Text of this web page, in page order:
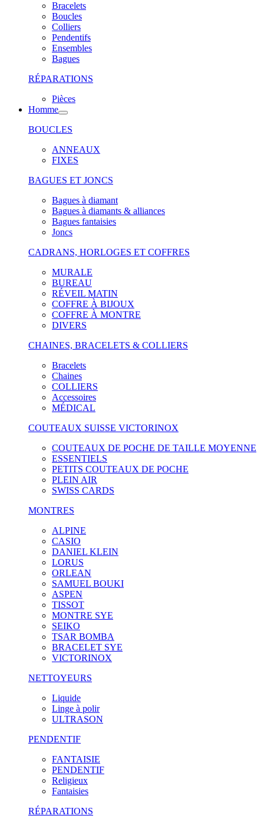
Bracelets
Boucles
Colliers
Pendentifs
Ensembles
Bagues
RÉPARATIONS
Pièces
Homme
BOUCLES
ANNEAUX
FIXES
BAGUES ET JONCS
Bagues à diamant
Bagues à diamants & alliances
Bagues fantaisies
Joncs
CADRANS, HORLOGES ET COFFRES
MURALE
BUREAU
RÉVEIL MATIN
COFFRE À BIJOUX
COFFRE À MONTRE
DIVERS
CHAINES, BRACELETS & COLLIERS
Bracelets
Chaines
COLLIERS
Accessoires
MÉDICAL
COUTEAUX SUISSE VICTORINOX
COUTEAUX DE POCHE DE TAILLE MOYENNE
ESSENTIELS
PETITS COUTEAUX DE POCHE
PLEIN AIR
SWISS CARDS
MONTRES
ALPINE
CASIO
DANIEL KLEIN
LORUS
ORLEAN
SAMUEL BOUKI
ASPEN
TISSOT
MONTRE SYE
SEIKO
TSAR BOMBA
BRACELET SYE
VICTORINOX
NETTOYEURS
Liquide
Linge à polir
ULTRASON
PENDENTIF
FANTAISIE
PENDENTIF
Religieux
Fantaisies
RÉPARATIONS